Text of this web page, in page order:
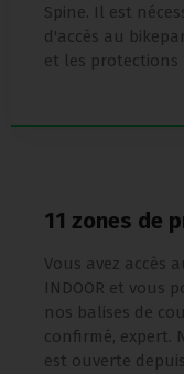
Spine. Il est
d'accès au
et les protections
11 zones de
Vous avez accès
INDOOR et vous
nos balises de
confirmé, expert.
est ouverte